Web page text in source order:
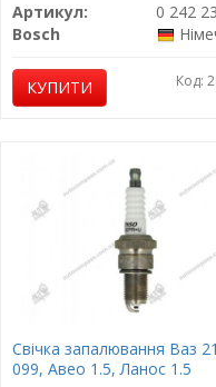
Артикул:
0 242
Bosch
КУПИТИ Код:
Свічка запалювання Ваз
099, Авео 1.5, Ланос 1.5